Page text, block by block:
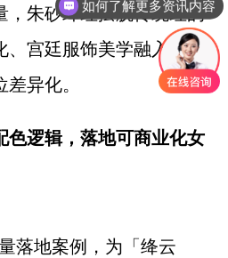
，朱砂绛红摆脱传统红的
宫廷服饰美学融入色彩
异化。
色逻辑，落地可商业化女
落地案例，为「绛云
申请体验